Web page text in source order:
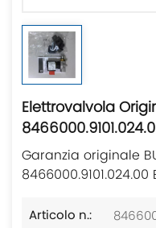
Elettrovalvola
Garanzia originale
Articolo n.: